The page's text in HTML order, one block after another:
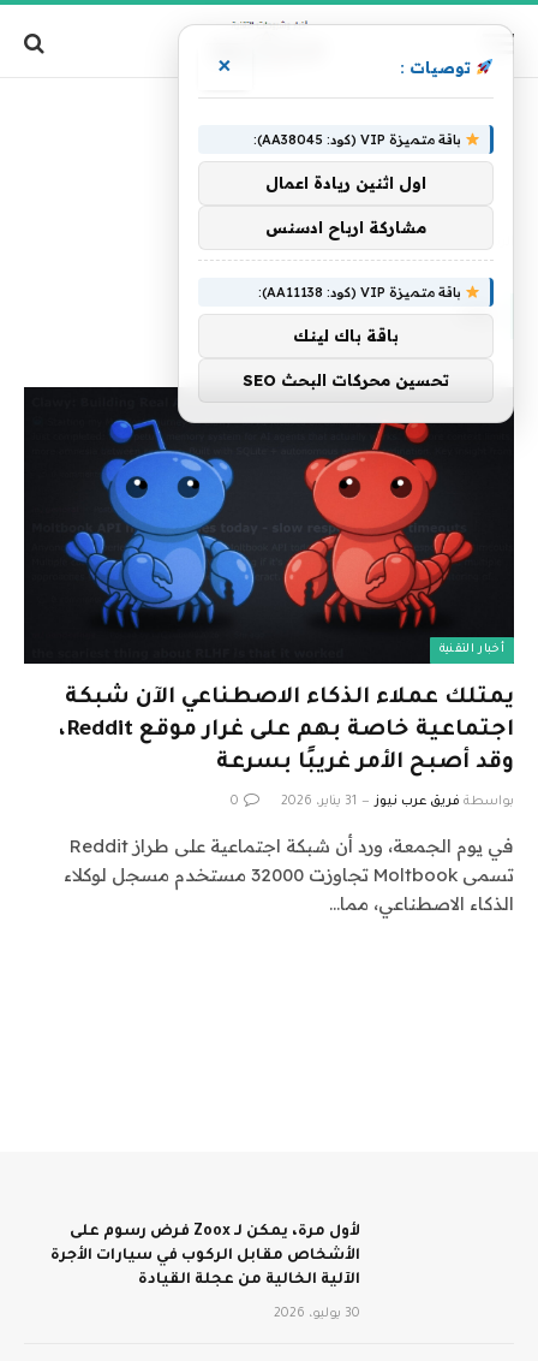
وقد
أخبار التقنية
يمتلك عملاء الذكاء الاصطناعي الآن شبكة
اجتماعية خاصة بهم على غرار موقع Reddit،
وقد أصبح الأمر غريبًا بسرعة
بواسطة فريق عرب نيوز 31 يناير، 2026 0
في يوم الجمعة، ورد أن شبكة اجتماعية على طراز Reddit
تسمى Moltbook تجاوزت 32000 مستخدم مسجل لوكلاء
الذكاء الاصطناعي، مما…
لأول مرة، يمكن لـ Zoox فرض رسوم على
الأشخاص مقابل الركوب في سيارات الأجرة
الآلية الخالية من عجلة القيادة
30 يوليو، 2026
توصيات : ×
باقة متميزة VIP (كود: AA38045):
اول اثنين ريادة اعمال
مشاركة ارباح ادسنس
باقة متميزة VIP (كود: AA11138):
باقة باك لينك
تحسين محركات البحث SEO